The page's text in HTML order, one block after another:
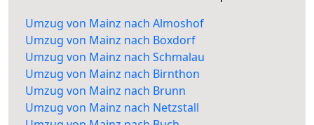
Umzug von Mainz nach Almoshof
Umzug von Mainz nach Boxdorf
Umzug von Mainz nach Schmalau
Umzug von Mainz nach Birnthon
Umzug von Mainz nach Brunn
Umzug von Mainz nach Netzstall